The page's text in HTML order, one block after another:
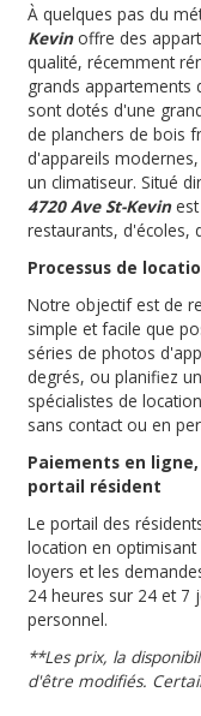
À quelques pas du
Kevinoffre des
qualité, récemment
grands appartements
sont dotés d'une
de planchers de bois
d'appareils
un climatiseur. Situé
4720 Ave St-Kevinest
restaurants, d'écoles,
Processus de
Notre objectif est de
simple et facile que
séries de photos
degrés, ou planifiez
spécialistes de
sans contact ou en
Paiements en
portail résident
Le portail des
location en
loyers et les
24 heures sur 24 et 7
personnel.
**Les prix, la
d'être modifiés.